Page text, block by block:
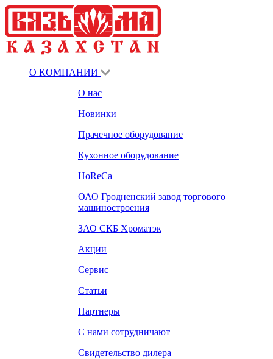
О КОМПАНИИ
О нас
Новинки
Прачечное оборудование
Кухонное оборудование
HoReCa
ОАО Гродненский завод торгового
машиностроения
ЗАО СКБ Хроматэк
Акции
Сервис
Статьи
Партнеры
С нами сотрудничают
Свидетельство дилера